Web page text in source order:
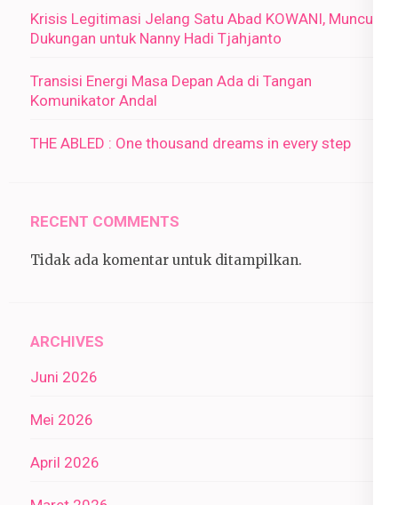
Krisis Legitimasi Jelang Satu Abad KOWANI, Muncul
Dukungan untuk Nanny Hadi Tjahjanto
Transisi Energi Masa Depan Ada di Tangan
Komunikator Andal
THE ABLED : One thousand dreams in every step
RECENT COMMENTS
Tidak ada komentar untuk ditampilkan.
ARCHIVES
Juni 2026
Mei 2026
April 2026